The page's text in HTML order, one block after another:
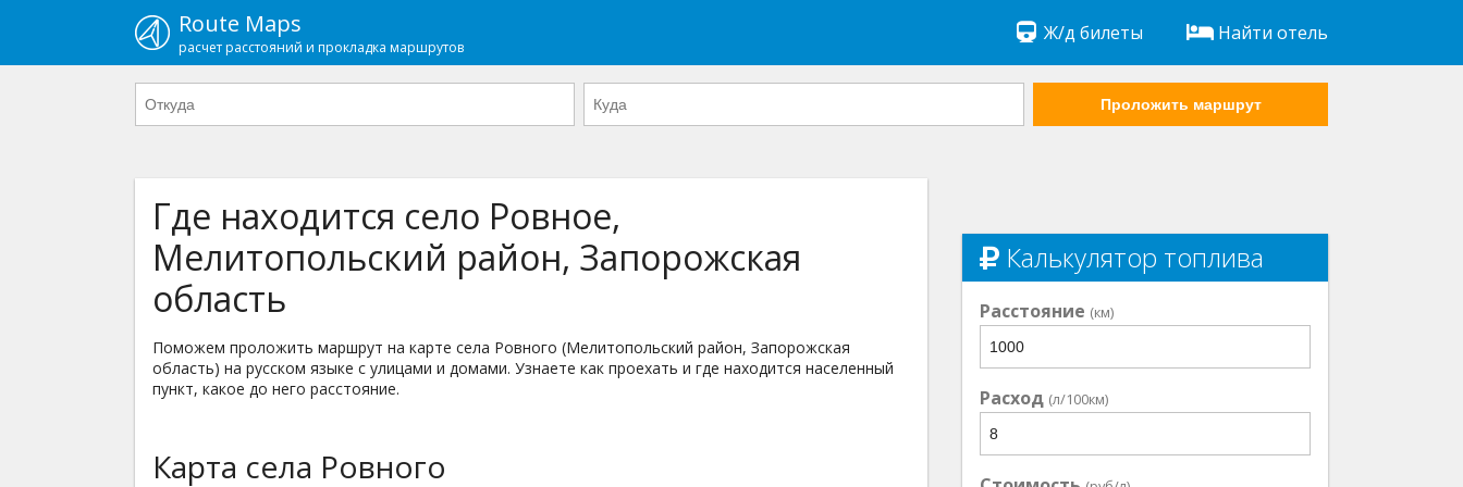
Route Maps
расчет расстояний и прокладка маршрутов
Ж/д билеты Найти отель
Проложить маршрут
Где находится село Ровное,
Мелитопольский район, Запорожская
область
Поможем проложить маршрут на карте села Ровного (Мелитопольский район, Запорожская
область) на русском языке с улицами и домами. Узнаете как проехать и где находится населенный
пункт, какое до него расстояние.
Карта села Ровного
Калькулятор топлива
Расстояние (км)
Расход (л/100км)